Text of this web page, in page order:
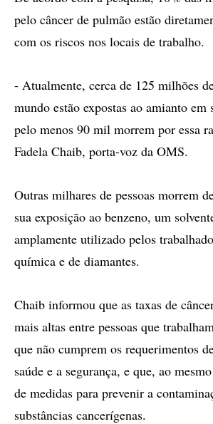
pelo câncer de pulmão estão
com os riscos nos locais de trabalho.
- Atualmente, cerca de 125 milhões
mundo estão expostas ao amianto em
pelo menos 90 mil morrem por essa
Fadela Chaib, porta-voz da OMS.
Outras milhares de pessoas morrem
sua exposição ao benzeno, um
amplamente utilizado pelos
química e de diamantes.
Chaib informou que as taxas de
mais altas entre pessoas que
que não cumprem os requerimentos
saúde e a segurança, e que, ao
de medidas para prevenir a
substâncias cancerígenas.